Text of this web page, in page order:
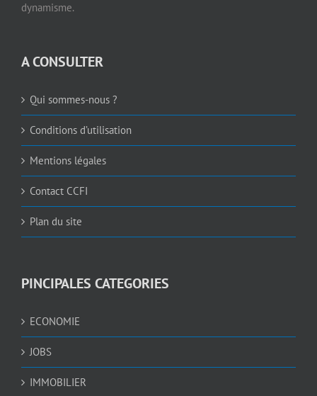
dynamisme.
A CONSULTER
Qui sommes-nous ?
Conditions d’utilisation
Mentions légales
Contact CCFI
Plan du site
PINCIPALES CATEGORIES
ECONOMIE
JOBS
IMMOBILIER